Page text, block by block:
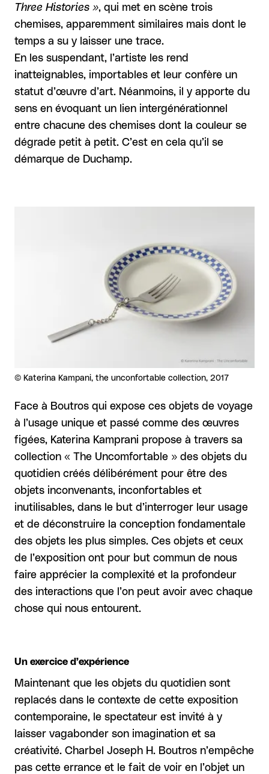
Three Histories », qui met en scène trois
chemises, apparemment similaires mais dont le
temps a su y laisser une trace.
En les suspendant, l’artiste les rend
inatteignables, importables et leur confère un
statut d’œuvre d’art. Néanmoins, il y apporte du
sens en évoquant un lien intergénérationnel
entre chacune des chemises dont la couleur se
dégrade petit à petit. C’est en cela qu’il se
démarque de Duchamp.
Face à Boutros qui expose ces objets de voyage
à l’usage unique et passé comme des œuvres
figées, Katerina Kamprani propose à travers sa
collection « The Uncomfortable » des objets du
quotidien créés délibérément pour être des
objets inconvenants, inconfortables et
inutilisables, dans le but d’interroger leur usage
et de déconstruire la conception fondamentale
des objets les plus simples. Ces objets et ceux
de l’exposition ont pour but commun de nous
faire apprécier la complexité et la profondeur
des interactions que l’on peut avoir avec chaque
chose qui nous entourent.
Droits réservés :
© Katerina Kampani, the unconfortable collection, 2017
Un exercice d’expérience
Maintenant que les objets du quotidien sont
replacés dans le contexte de cette exposition
contemporaine, le spectateur est invité à y
laisser vagabonder son imagination et sa
créativité. Charbel Joseph H. Boutros n’empêche
pas cette errance et le fait de voir en l’objet un